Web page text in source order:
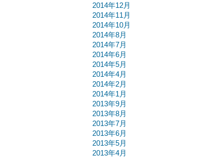
2014年12月
2014年11月
2014年10月
2014年8月
2014年7月
2014年6月
2014年5月
2014年4月
2014年2月
2014年1月
2013年9月
2013年8月
2013年7月
2013年6月
2013年5月
2013年4月